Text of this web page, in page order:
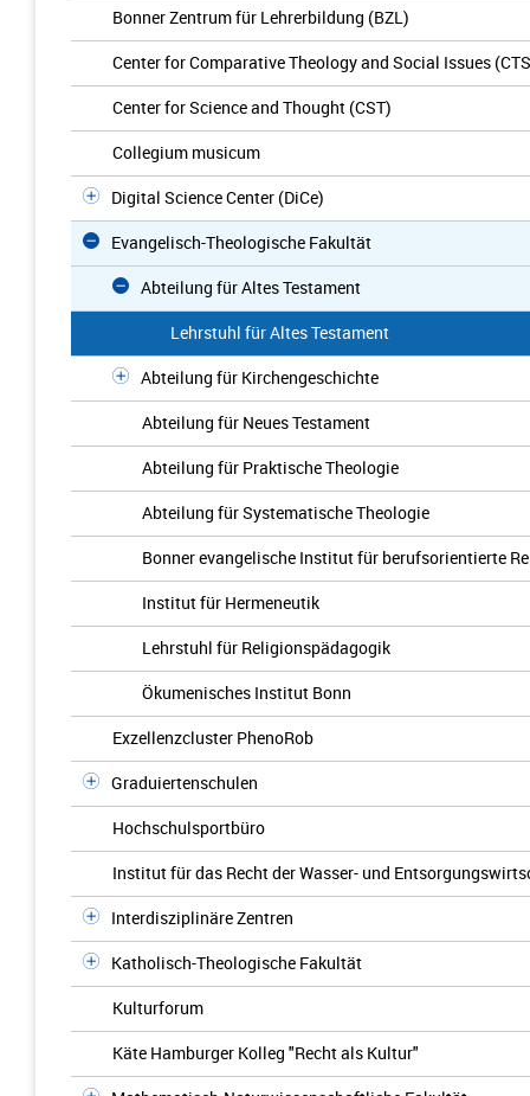
Bonner Zentrum für Lehrerbildung (BZL)
Center for Comparative Theology and Social Issues
Center for Science and Thought (CST)
Collegium musicum
Digital Science Center (DiCe)
Evangelisch-Theologische Fakultät
Abteilung für Altes Testament
Lehrstuhl für Altes Testament
Abteilung für Kirchengeschichte
Abteilung für Neues Testament
Abteilung für Praktische Theologie
Abteilung für Systematische Theologie
Bonner evangelische Institut für berufsorientierte
Institut für Hermeneutik
Lehrstuhl für Religionspädagogik
Ökumenisches Institut Bonn
Exzellenzcluster PhenoRob
Graduiertenschulen
Hochschulsportbüro
Institut für das Recht der Wasser- und
Interdisziplinäre Zentren
Katholisch-Theologische Fakultät
Kulturforum
Käte Hamburger Kolleg "Recht als Kultur"